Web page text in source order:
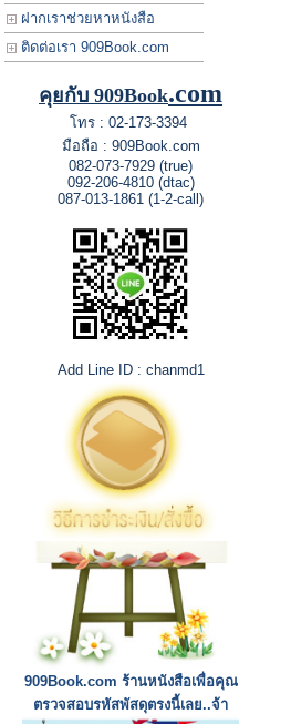
ฝากเราช่วยหาหนังสือ
ติดต่อเรา 909Book.com
คุยกับ 909Book.com
โทร : 02-173-3394
มือถือ : 909Book.com
082-073-7929 (true)
092-206-4810 (dtac)
087-013-1861 (1-2-call)
Add Line ID : chanmd1
909Book.com ร้านหนังสือเพื่อคุณ
ตรวจสอบรหัสพัสดุตรงนี้เลย..จ้า